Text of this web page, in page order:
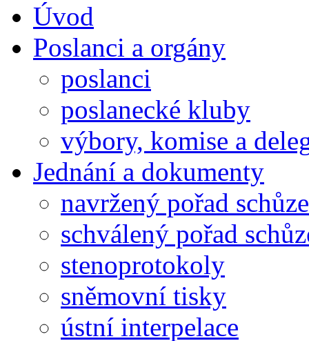
Úvod
Poslanci a orgány
poslanci
poslanecké kluby
výbory, komise a
Jednání a dokumenty
navržený pořad schůze
schválený pořad
stenoprotokoly
sněmovní tisky
ústní interpelace